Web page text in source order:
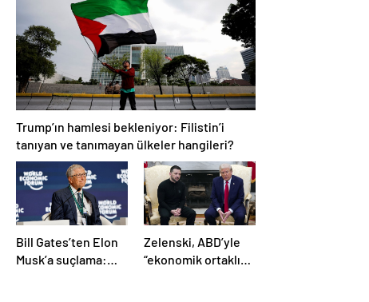
Trump’ın hamlesi bekleniyor: Filistin’i
tanıyan ve tanımayan ülkeler hangileri?
Bill Gates’ten Elon
Musk’a suçlama:
Zelenski, ABD’yle
“ekonomik ortaklık”